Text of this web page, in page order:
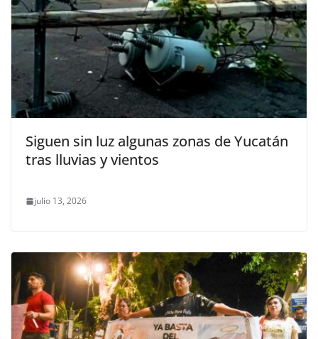
Siguen sin luz algunas zonas de Yucatán
tras lluvias y vientos
julio 13, 2026